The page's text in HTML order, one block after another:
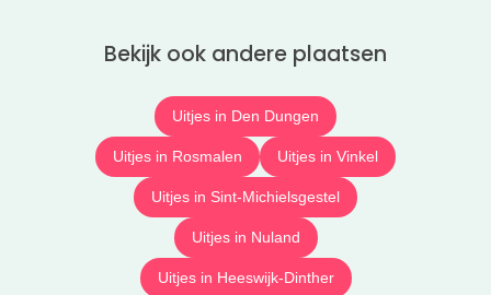
Bekijk ook andere plaatsen
Uitjes in Den Dungen
Uitjes in Rosmalen Uitjes in Vinkel
Uitjes in Sint-Michielsgestel
Uitjes in Nuland
Uitjes in Heeswijk-Dinther